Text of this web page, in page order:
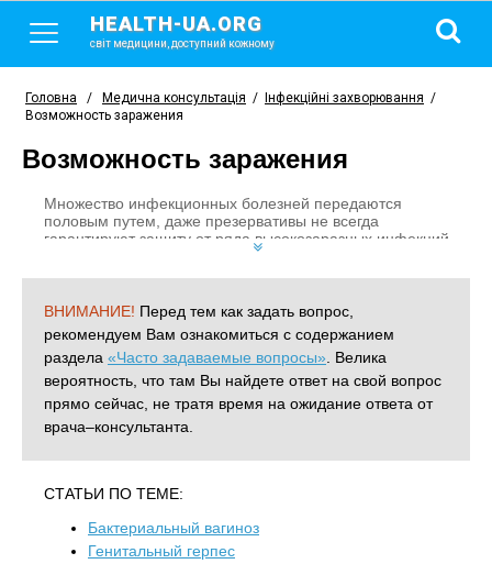
HEALTH-UA.ORG
світ медицини, доступний кожному
Головна / Медична консультація / Інфекційні захворювання /
Возможность заражения
Возможность заражения
Множество инфекционных болезней передаются
половым путем, даже презервативы не всегда
гарантируют защиту от ряда высокозаразных инфекций.
Однако это не значит, что человек беззащитен перед
ВНИМАНИЕ! Перед тем как задать вопрос,
рекомендуем Вам ознакомиться с содержанием
раздела «Часто задаваемые вопросы» . Велика
вероятность, что там Вы найдете ответ на свой вопрос
прямо сейчас, не тратя время на ожидание ответа от
врача–консультанта.
СТАТЬИ ПО ТЕМЕ:
Бактериальный вагиноз
Генитальный герпес